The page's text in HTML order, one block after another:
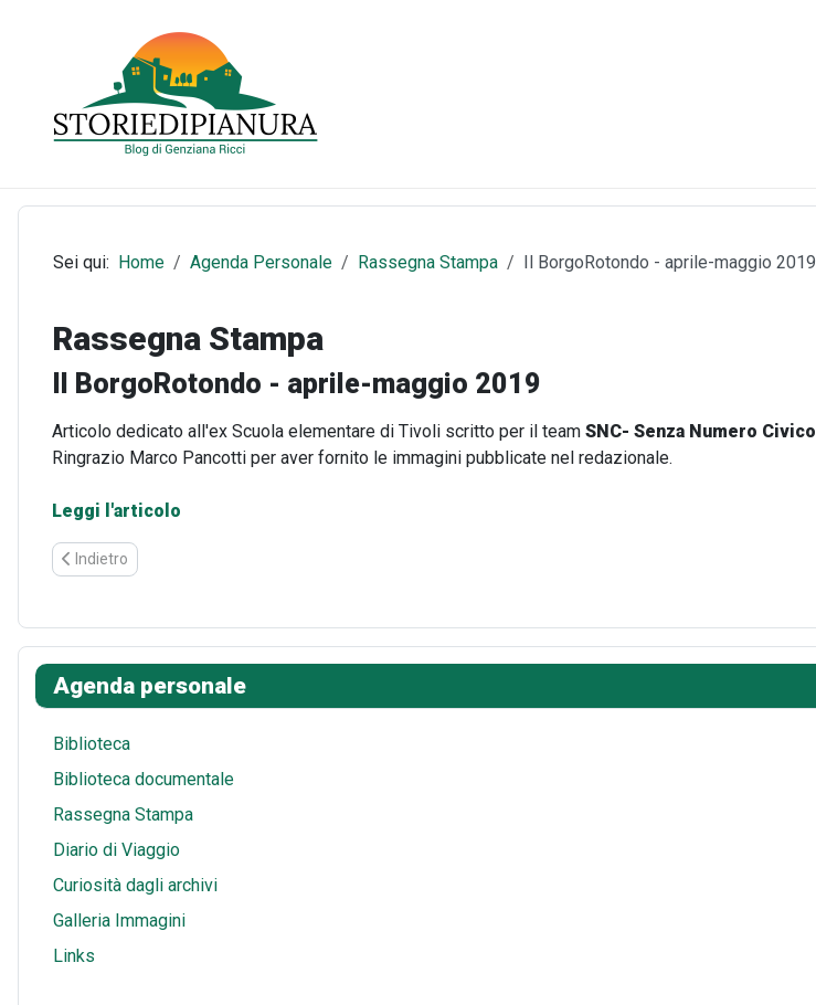
Sei qui: Home Agenda Personale Rassegna Stampa Il BorgoRotondo - aprile-maggio 2019
Rassegna Stampa
Il BorgoRotondo - aprile-maggio 2019
Dettagli
Articolo dedicato all'ex Scuola elementare di Tivoli scritto per il team SNC- Senza Numero Civico
Ringrazio Marco Pancotti per aver fornito le immagini pubblicate nel redazionale.
Leggi l'articolo
Articolo precedente: Il BorgoRotondo - febbraio-marzo 2019
Indietro
Agenda personale
Biblioteca
Biblioteca documentale
Rassegna Stampa
Diario di Viaggio
Curiosità dagli archivi
Galleria Immagini
Links